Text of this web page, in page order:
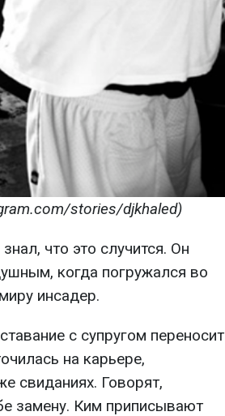
stories/djkhaled)
что это случится. Он
когда погружался во
инсадер.
с супругом переносит
на карьере,
свиданиях. Говорят,
замену. Ким приписывают